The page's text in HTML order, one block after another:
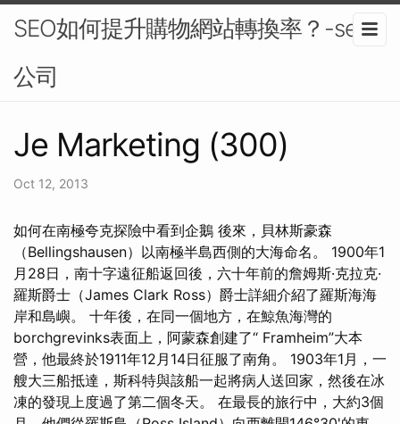
SEO如何提升購物網站轉換率？-seo
公司
Je Marketing (300)
Oct 12, 2013
如何在南極夸克探險中看到企鵝 後來，貝林斯豪森
（Bellingshausen）以南極半島西側的大海命名。 1900年1
月28日，南十字遠征船返回後，六十年前的詹姆斯·克拉克·
羅斯爵士（James Clark Ross）爵士詳細介紹了羅斯海海
岸和島嶼。 十年後，在同一個地方，在鯨魚海灣的
borchgrevinks表面上，阿蒙森創建了“ Framheim”大本
營，他最終於1911年12月14日征服了南角。 1903年1月，一
艘大三船抵達，斯科特與該船一起將病人送回家，然後在冰
凍的發現上度過了第二個冬天。 在最長的旅行中，大約3個